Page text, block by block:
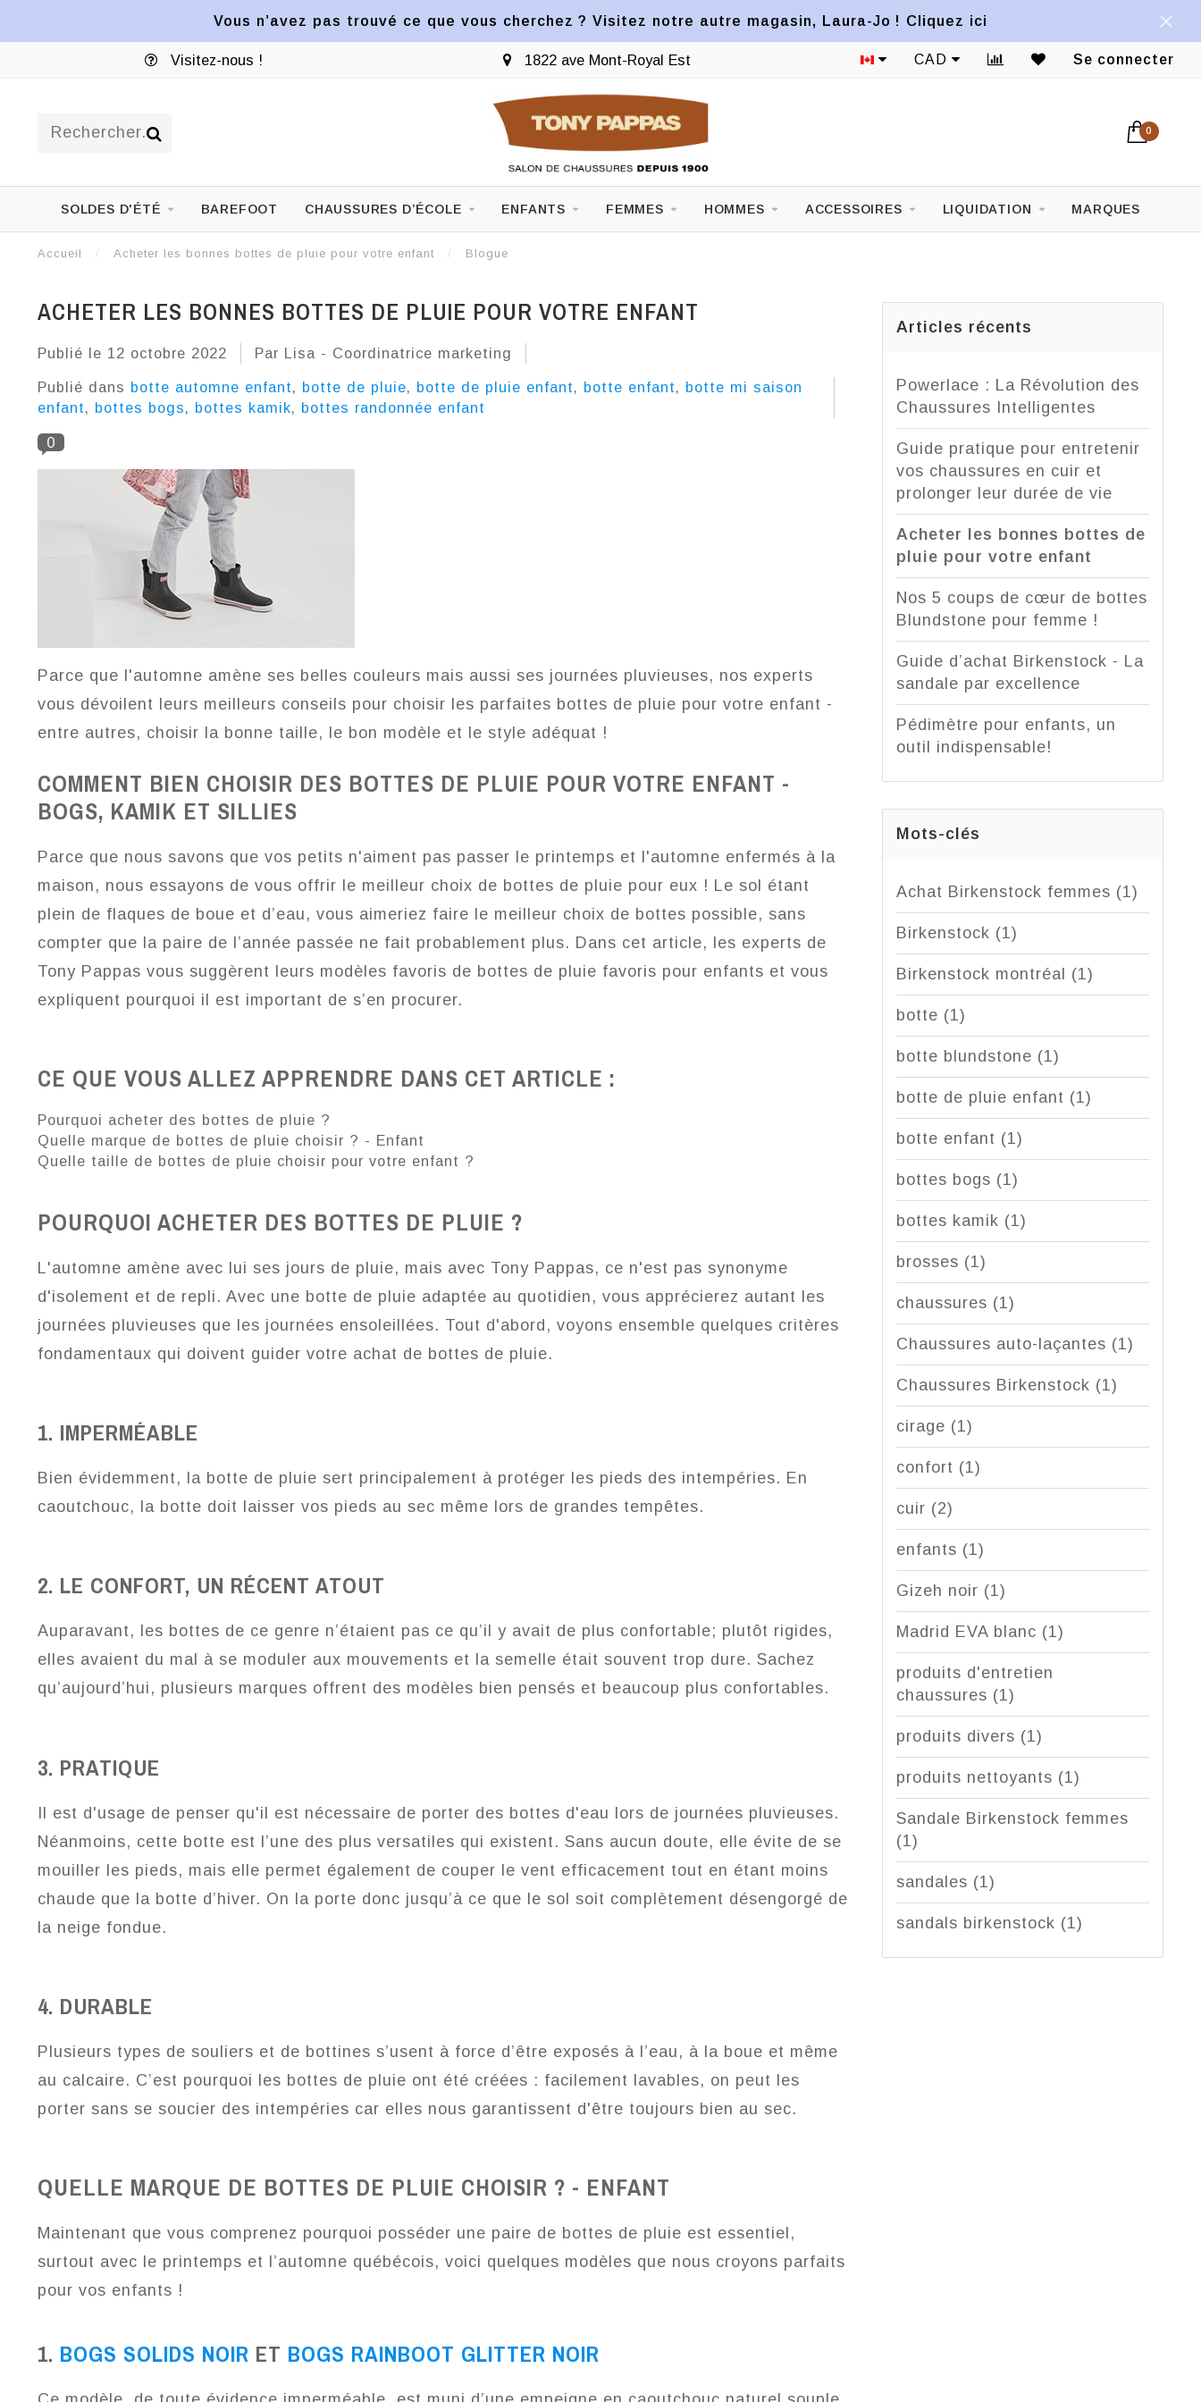
Vous n’avez pas trouvé ce que vous cherchez ? Visitez notre autre magasin, Laura-Jo ! Cliquez ici
1822 ave Mont-Royal Est Expédition aux États-Unis disponible* Livraison gratuite partout au
CAD Se connecter
0
SOLDES D'ÉTÉ BAREFOOT CHAUSSURES D’ÉCOLE ENFANTS FEMMES HOMMES ACCESSOIRES LIQUIDATION MARQUES
Accueil / Acheter les bonnes bottes de pluie pour votre enfant / Blogue
ACHETER LES BONNES BOTTES DE PLUIE POUR VOTRE ENFANT
Publié le 12 octobre 2022 Par Lisa - Coordinatrice marketing
Publié dans botte automne enfant, botte de pluie, botte de pluie enfant, botte enfant, botte mi saison
enfant, bottes bogs, bottes kamik, bottes randonnée enfant
0
Parce que l'automne amène ses belles couleurs mais aussi ses journées pluvieuses, nos experts
vous dévoilent leurs meilleurs conseils pour choisir les parfaites bottes de pluie pour votre enfant -
entre autres, choisir la bonne taille, le bon modèle et le style adéquat !
COMMENT BIEN CHOISIR DES BOTTES DE PLUIE POUR VOTRE ENFANT -
BOGS, KAMIK ET SILLIES
Parce que nous savons que vos petits n'aiment pas passer le printemps et l'automne enfermés à la
maison, nous essayons de vous offrir le meilleur choix de bottes de pluie pour eux ! Le sol étant
plein de flaques de boue et d’eau, vous aimeriez faire le meilleur choix de bottes possible, sans
compter que la paire de l’année passée ne fait probablement plus. Dans cet article, les experts de
Tony Pappas vous suggèrent leurs modèles favoris de bottes de pluie favoris pour enfants et vous
expliquent pourquoi il est important de s’en procurer.
CE QUE VOUS ALLEZ APPRENDRE DANS CET ARTICLE :
Pourquoi acheter des bottes de pluie ?
Quelle marque de bottes de pluie choisir ? - Enfant
Quelle taille de bottes de pluie choisir pour votre enfant ?
POURQUOI ACHETER DES BOTTES DE PLUIE ?
L'automne amène avec lui ses jours de pluie, mais avec Tony Pappas, ce n'est pas synonyme
d'isolement et de repli. Avec une botte de pluie adaptée au quotidien, vous apprécierez autant les
journées pluvieuses que les journées ensoleillées. Tout d'abord, voyons ensemble quelques critères
fondamentaux qui doivent guider votre achat de bottes de pluie.
1. IMPERMÉABLE
Bien évidemment, la botte de pluie sert principalement à protéger les pieds des intempéries. En
caoutchouc, la botte doit laisser vos pieds au sec même lors de grandes tempêtes.
2. LE CONFORT, UN RÉCENT ATOUT
Auparavant, les bottes de ce genre n’étaient pas ce qu’il y avait de plus confortable; plutôt rigides,
elles avaient du mal à se moduler aux mouvements et la semelle était souvent trop dure. Sachez
qu’aujourd’hui, plusieurs marques offrent des modèles bien pensés et beaucoup plus confortables.
3. PRATIQUE
Il est d'usage de penser qu'il est nécessaire de porter des bottes d'eau lors de journées pluvieuses.
Néanmoins, cette botte est l’une des plus versatiles qui existent. Sans aucun doute, elle évite de se
mouiller les pieds, mais elle permet également de couper le vent efficacement tout en étant moins
chaude que la botte d’hiver. On la porte donc jusqu’à ce que le sol soit complètement désengorgé de
la neige fondue.
4. DURABLE
Plusieurs types de souliers et de bottines s’usent à force d’être exposés à l’eau, à la boue et même
au calcaire. C’est pourquoi les bottes de pluie ont été créées : facilement lavables, on peut les
porter sans se soucier des intempéries car elles nous garantissent d'être toujours bien au sec.
QUELLE MARQUE DE BOTTES DE PLUIE CHOISIR ? - ENFANT
Maintenant que vous comprenez pourquoi posséder une paire de bottes de pluie est essentiel,
surtout avec le printemps et l’automne québécois, voici quelques modèles que nous croyons parfaits
pour vos enfants !
1. BOGS SOLIDS NOIR ET BOGS RAINBOOT GLITTER NOIR
Articles récents
Powerlace : La Révolution des
Chaussures Intelligentes
Guide pratique pour entretenir
vos chaussures en cuir et
prolonger leur durée de vie
Acheter les bonnes bottes de
pluie pour votre enfant
Nos 5 coups de cœur de bottes
Blundstone pour femme !
Guide d’achat Birkenstock - La
sandale par excellence
Pédimètre pour enfants, un
outil indispensable!
Mots-clés
Achat Birkenstock femmes (1)
Birkenstock (1)
Birkenstock montréal (1)
botte (1)
botte blundstone (1)
botte de pluie enfant (1)
botte enfant (1)
bottes bogs (1)
bottes kamik (1)
brosses (1)
chaussures (1)
Chaussures auto-laçantes (1)
Chaussures Birkenstock (1)
cirage (1)
confort (1)
cuir (2)
enfants (1)
Gizeh noir (1)
Madrid EVA blanc (1)
produits d'entretien
chaussures (1)
produits divers (1)
produits nettoyants (1)
Sandale Birkenstock femmes
(1)
sandales (1)
sandals birkenstock (1)